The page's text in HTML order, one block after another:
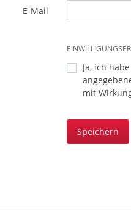
E-Mail
Ja, ich
mit
Speichern